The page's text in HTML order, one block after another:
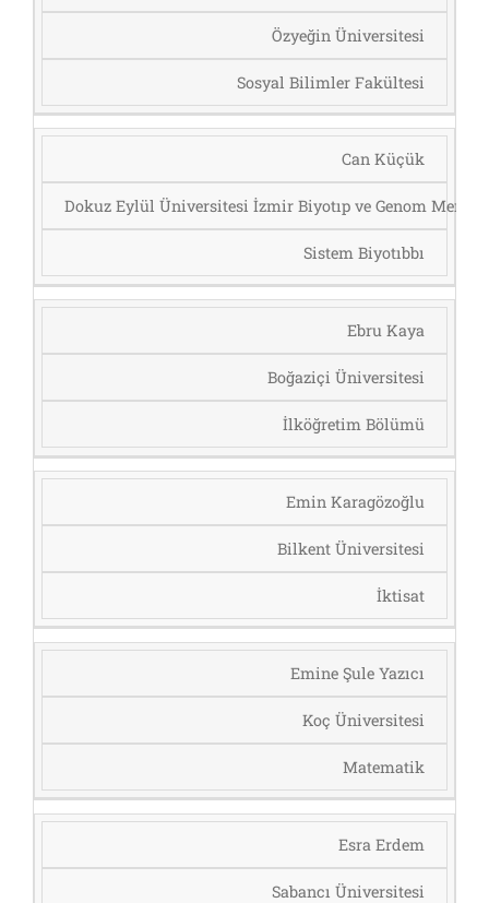
Özyeğin Üniversitesi
Sosyal Bilimler Fakültesi
Can Küçük
Dokuz Eylül Üniversitesi İzmir Biyotıp ve Genom
Sistem Biyotıbbı
Ebru Kaya
Boğaziçi Üniversitesi
İlköğretim Bölümü
Emin Karagözoğlu
Bilkent Üniversitesi
İktisat
Emine Şule Yazıcı
Koç Üniversitesi
Matematik
Esra Erdem
Sabancı Üniversitesi